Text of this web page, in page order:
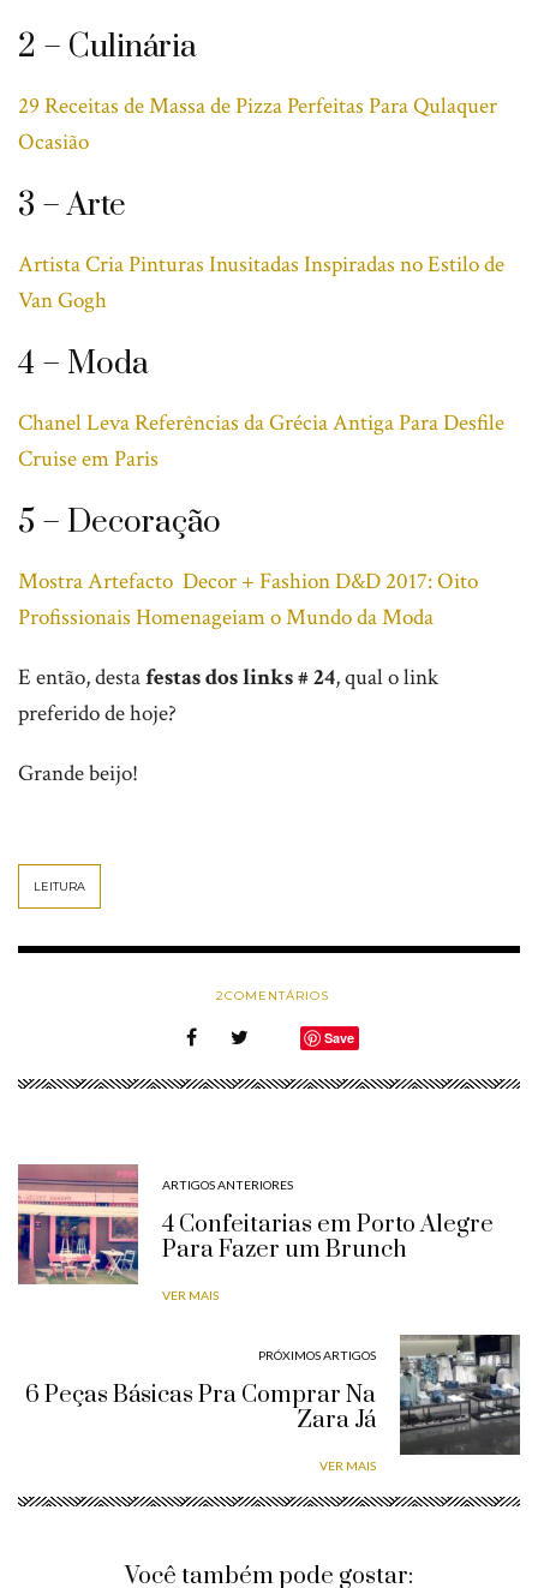
2 – Culinária
29 Receitas de Massa de Pizza Perfeitas Para Qulaquer
Ocasião
3 – Arte
Artista Cria Pinturas Inusitadas Inspiradas no Estilo de
Van Gogh
4 – Moda
Chanel Leva Referências da Grécia Antiga Para Desfile
Cruise em Paris
5 – Decoração
Mostra Artefacto Decor + Fashion D&D 2017: Oito
Profissionais Homenageiam o Mundo da Moda
E então, destafestas dos links # 24, qual o link
preferido de hoje?
Grande beijo!
LEITURA
2COMENTÁRIOS
Save
ARTIGOS ANTERIORES
4 Confeitarias em Porto Alegre
Para Fazer um Brunch
VER MAIS
PRÓXIMOS ARTIGOS
6 Peças Básicas Pra Comprar Na
Zara Já
VER MAIS
Você também pode gostar: